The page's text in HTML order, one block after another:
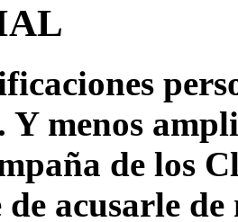
Y menos
de los
acusarle